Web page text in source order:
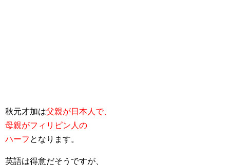
秋元才加は父親が日本人で、
母親がフィリピン人の
ハーフ となります。
英語は得意だそうですが、